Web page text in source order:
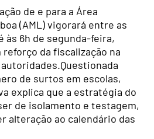
de e para a Área
(AML) vigorará entre as
às 6h de segunda-feira,
da fiscalização na
de surtos em escolas,
explica que a estratégia do
de isolamento e testagem,
alteração ao calendário das